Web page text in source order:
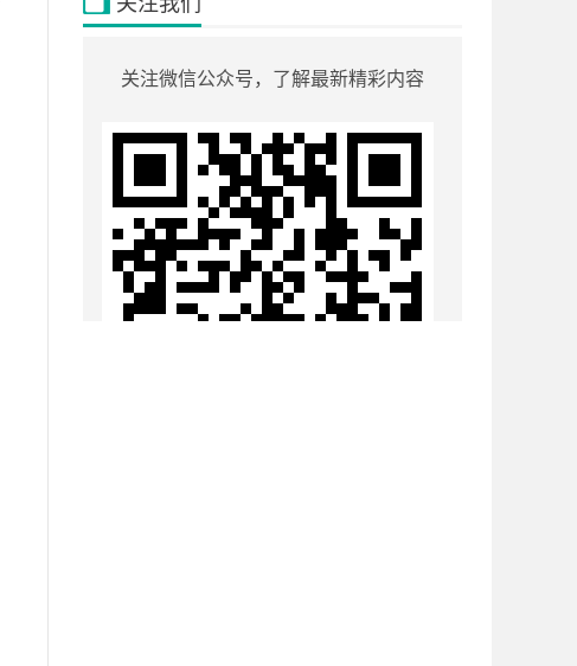
关注微信公众号，了解最新精彩内容